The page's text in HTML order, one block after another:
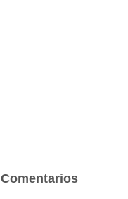
Comentarios